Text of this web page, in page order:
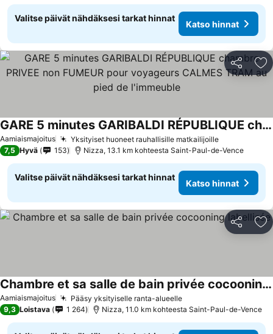
Valitse päivät nähdäksesi tarkat hinnat
Katso hinnat
Jaa
Aamiaismajoitus Yksityiset huoneet rauhallisille matkailijoilleKatso
GARE 5 minutes GARIBALDI RÉPUBLIQUE chambre PRIVEE non FUMEUR pour voyageurs CALMES TRAM au pied de l'immeuble
Katso hinnat
7,5 Hyvä 153 Nizza, 13.1 km kohteesta Saint-Paul-de-Vence
Valitse päivät nähdäksesi tarkat hinnat
Katso hinnat
Jaa
Aamiaismajoitus Pääsy yksityiselle ranta-alueelleKatso hinnat
Chambre et sa salle de bain privée cocooning labellisée
Katso hinnat
9,3 Loistava 1 264 Nizza, 11.0 km kohteesta Saint-Paul-de-Vence